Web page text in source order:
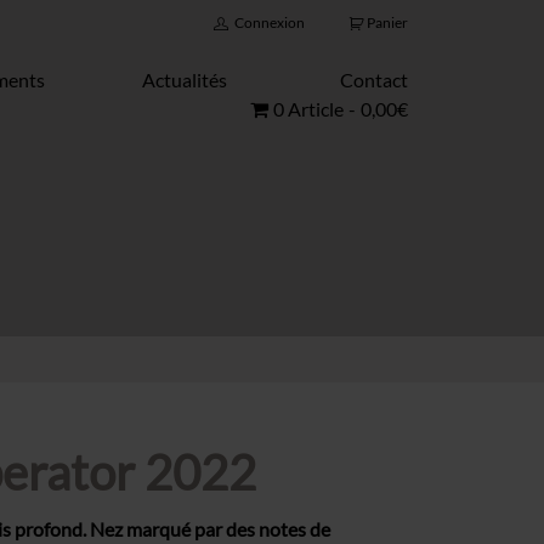
Connexion Panier
Contact
Actualités
0 Article
0,00€
2022
profond. Nez marqué par des notes de